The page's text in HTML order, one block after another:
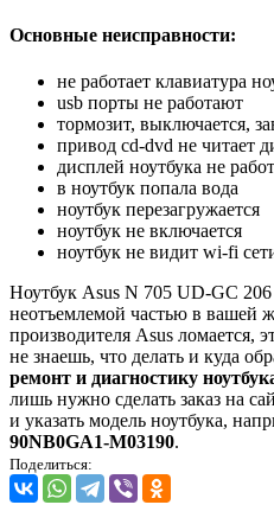
Основные неисправности:
не работает клавиатура
usb порты не работают
тормозит, выключается,
привод cd-dvd не читает
дисплей ноутбука не
в ноутбук попала вода
ноутбук перезагружается
ноутбук не включается
ноутбук не видит wi-fi
Ноутбук Asus N 705 UD-GC
неотъемлемой частью в вашей
производителя Asus ломается,
не знаешь, что делать и куда
ремонт и диагностику
лишь нужно сделать заказ на
и указать модель ноутбука,
90NB0GA1-M03190.
Поделиться: